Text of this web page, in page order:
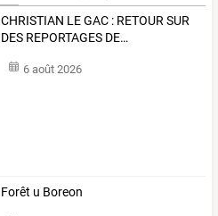
CHRISTIAN LEGAC : RETOUR SUR
DES REPORTAGES DE…
6 août 2026
Forêt u Boreon